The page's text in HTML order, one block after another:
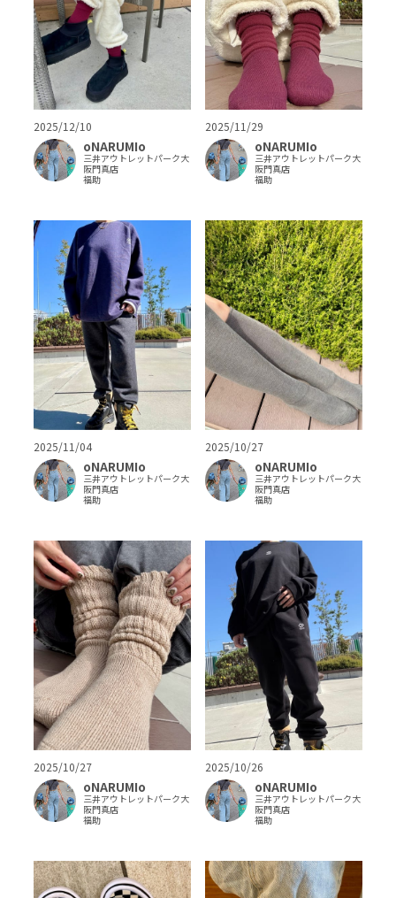
2025/12/10
oNARUMIo
三井アウトレットパーク大
阪門真店
福助
2025/11/29
oNARUMIo
三井アウトレットパーク大
阪門真店
福助
2025/11/04
oNARUMIo
三井アウトレットパーク大
阪門真店
福助
2025/10/27
oNARUMIo
三井アウトレットパーク大
阪門真店
福助
2025/10/27
oNARUMIo
三井アウトレットパーク大
阪門真店
福助
2025/10/26
oNARUMIo
三井アウトレットパーク大
阪門真店
福助